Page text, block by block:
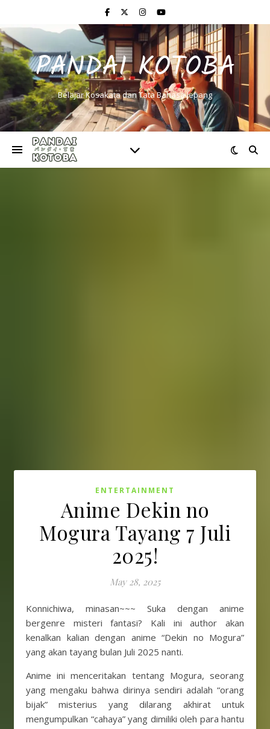
PANDAI KOTOBA
Belajar Kosakata dan Tata Bahasa Jepang
ENTERTAINMENT
Anime Dekin no
Mogura Tayang 7 Juli
2025!
May 28, 2025
Konnichiwa, minasan~~~ Suka dengan anime
bergenre misteri fantasi? Kali ini author akan
kenalkan kalian dengan anime “Dekin no Mogura”
yang akan tayang bulan Juli 2025 nanti.
Anime ini menceritakan tentang Mogura, seorang
yang mengaku bahwa dirinya sendiri adalah “orang
bijak” misterius yang dilarang akhirat untuk
mengumpulkan “cahaya” yang dimiliki oleh para hantu